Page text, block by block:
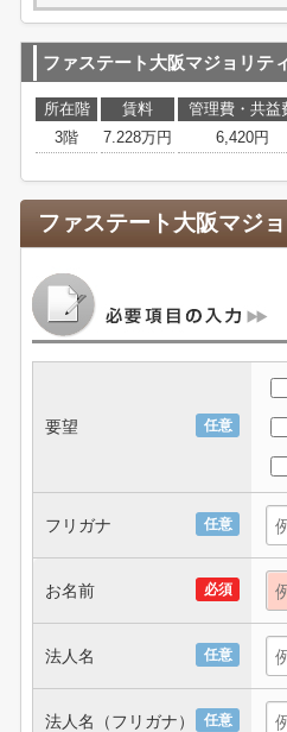
ファステート大阪マジョリテ
所在階 賃料 管理費・共益
3階
7.228万円 6,420円
ファステート大阪マジ
任意
要望
任意
フリガナ
必須
お名前
任意
法人名
任意
法人名（フリガナ）